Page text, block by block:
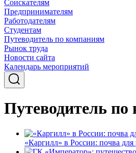
Соискателям
Предпринимателям
Работодателям
Студентам
Путеводитель по компаниям
Рынок труда
Новости сайта
Календарь мероприятий
Путеводитель
«Каргилл» в России: почва для